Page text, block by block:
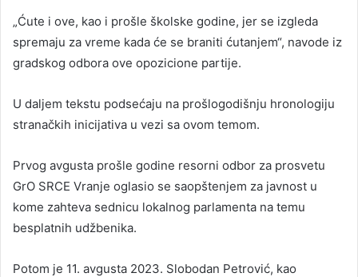
„Ćute i ove, kao i prošle školske godine, jer se izgleda
spremaju za vreme kada će se braniti ćutanjem“, navode iz
gradskog odbora ove opozicione partije.
U daljem tekstu podsećaju na prošlogodišnju hronologiju
stranačkih inicijativa u vezi sa ovom temom.
Prvog avgusta prošle godine resorni odbor za prosvetu
GrO SRCE Vranje oglasio se saopštenjem za javnost u
kome zahteva sednicu lokalnog parlamenta na temu
besplatnih udžbenika.
Potom je 11. avgusta 2023. Slobodan Petrović, kao